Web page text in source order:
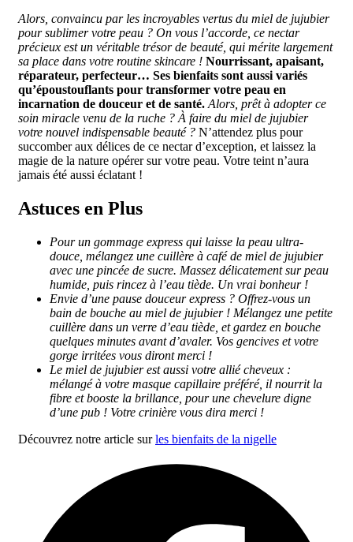
Alors, convaincu par les incroyables vertus du miel de jujubier
pour sublimer votre peau ? On vous l’accorde, ce nectar
précieux est un véritable trésor de beauté, qui mérite largement
sa place dans votre routine skincare ! Nourrissant, apaisant,
réparateur, perfecteur… Ses bienfaits sont aussi variés
qu’époustouflants pour transformer votre peau en
incarnation de douceur et de santé. Alors, prêt à adopter ce
soin miracle venu de la ruche ? À faire du miel de jujubier
votre nouvel indispensable beauté ? N’attendez plus pour
succomber aux délices de ce nectar d’exception, et laissez la
magie de la nature opérer sur votre peau. Votre teint n’aura
jamais été aussi éclatant !
Astuces en Plus
Pour un gommage express qui laisse la peau ultra-
douce, mélangez une cuillère à café de miel de jujubier
avec une pincée de sucre. Massez délicatement sur peau
humide, puis rincez à l’eau tiède. Un vrai bonheur !
Envie d’une pause douceur express ? Offrez-vous un
bain de bouche au miel de jujubier ! Mélangez une petite
cuillère dans un verre d’eau tiède, et gardez en bouche
quelques minutes avant d’avaler. Vos gencives et votre
gorge irritées vous diront merci !
Le miel de jujubier est aussi votre allié cheveux :
mélangé à votre masque capillaire préféré, il nourrit la
fibre et booste la brillance, pour une chevelure digne
d’une pub ! Votre crinière vous dira merci !
Découvrez notre article surles bienfaits de la nigelle